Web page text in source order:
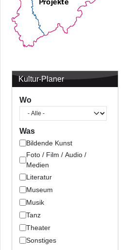
Kultur-Planer
Wo
Was
Bildende Kunst
Foto / Film / Audio /
Medien
Literatur
Museum
Musik
Tanz
Theater
Sonstiges